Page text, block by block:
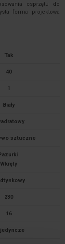
osprzętu do
forma projektowa
Tak
40
1
Biały
sztuczne
230
16